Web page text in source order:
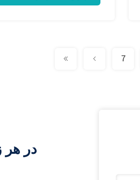
7
در هر